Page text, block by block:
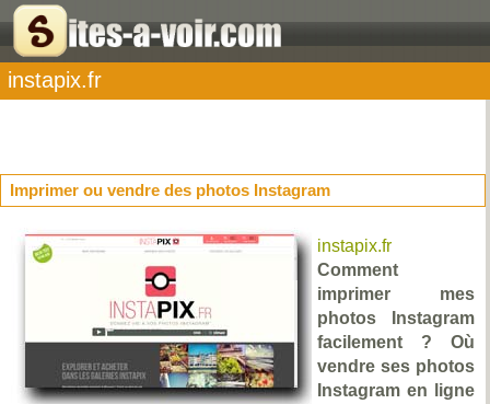
instapix.fr
Imprimer ou vendre des photos Instagram
instapix.fr
Comment
imprimer mes
photos Instagram
facilement ? Où
vendre ses photos
Instagram en ligne